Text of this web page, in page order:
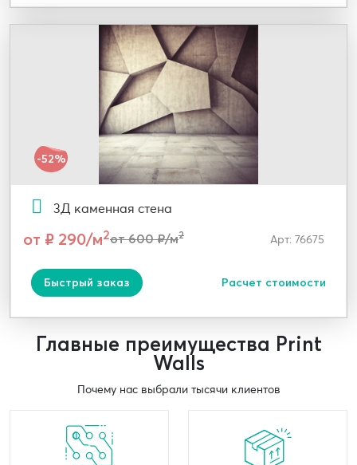
-52%
3Д каменная стена
от ₽ 290/м2от 600 ₽/м2 Арт: 76675
Быстрый заказ Расчет стоимости
Главные преимущества Print
Walls
Почему нас выбрали тысячи клиентов